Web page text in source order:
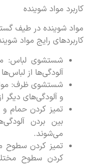
مواد شوینده
در طیف گسترده‌ای
رایج مواد شوینده
شستشوی لباس: مواد
آلودگی‌ها از لباس‌ها
شستشوی ظرف: مواد
و آلودگی‌های دیگر از
تمیز کردن حمام و
بین بردن آلودگی‌ها
می‌شوند.
تمیز کردن سطوح
کردن سطوح مختلف